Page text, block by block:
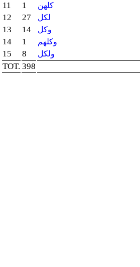
11 1 كلهن
12 27 لكل
13 14 وكل
14 1 وكلهم
15 8 ولكل
TOT. 398